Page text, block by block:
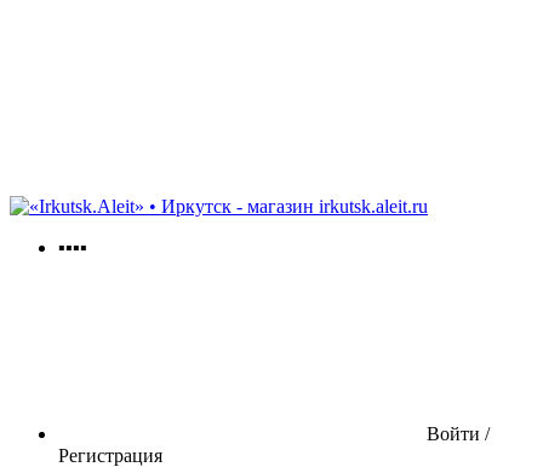
irkutsk.aleit.ru
▪▪▪▪
Войти /
Регистрация